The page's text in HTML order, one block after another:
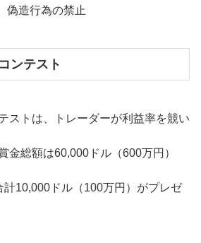
偽造行為の禁止
ンテスト
ストは、トレーダーが利益率を競い
金総額は60,000ドル（600万円）
計10,000ドル（100万円）がプレゼ